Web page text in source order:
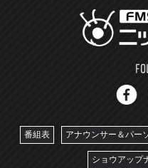
番組表 アナウンサー＆パー
ショウアップ